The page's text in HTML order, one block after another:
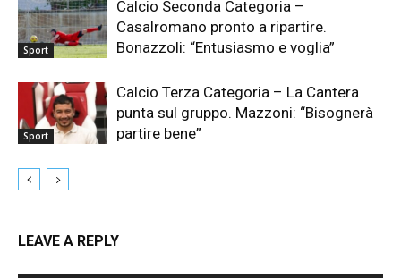
Sport
Calcio Seconda Categoria –
Casalromano pronto a ripartire.
Bonazzoli: “Entusiasmo e voglia”
Sport
Calcio Terza Categoria – La Cantera
punta sul gruppo. Mazzoni: “Bisognerà
partire bene”
LEAVE A REPLY